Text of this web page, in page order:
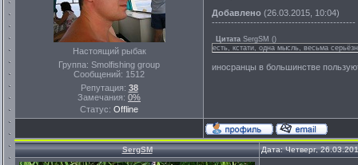
Настоящий рыбак
Группа: Smolfishing group
Сообщений: 1512
Репутация: 38
Замечания: 0%
Статус: Offline
Добавлено (26.03.2015, 10:04)
---------------------------------------------
Цитата SergSM ()
есть, кстати, одна мысль, весьма
иносранцы в большинстве
SergSM Дата: Четверг,